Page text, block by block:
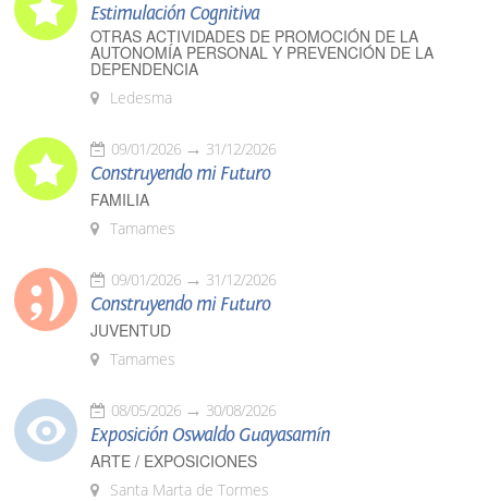
Estimulación Cognitiva
OTRAS ACTIVIDADES DE PROMOCIÓN DE LA
AUTONOMÍA PERSONAL Y PREVENCIÓN DE LA
DEPENDENCIA
Ledesma
09/01/2026 31/12/2026
Construyendo mi Futuro
FAMILIA
Tamames
09/01/2026 31/12/2026
Construyendo mi Futuro
JUVENTUD
Tamames
08/05/2026 30/08/2026
Exposición Oswaldo Guayasamín
ARTE / EXPOSICIONES
Santa Marta de Tormes